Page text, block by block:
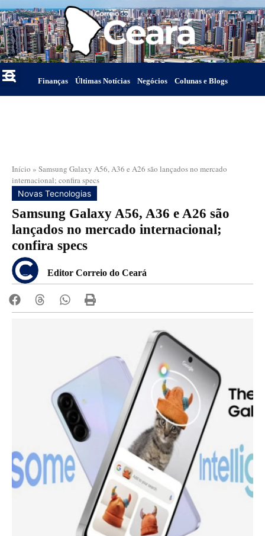
Finanças Últimas Notícias Negócios Colunas e Blogs
Início » Samsung Galaxy A56, A36 e A26 são lançados no mercado
internacional; confira specs
Novas Tecnologias
Samsung Galaxy A56, A36 e A26 são
lançados no mercado internacional;
confira specs
Editor Correio do Ceará